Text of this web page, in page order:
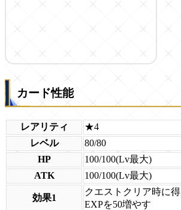
カード性能
レアリティ
★4
レベル
80/80
HP
100/100(Lv最大)
ATK
100/100(Lv最大)
効果1
クエストクリア時に
EXPを50増やす